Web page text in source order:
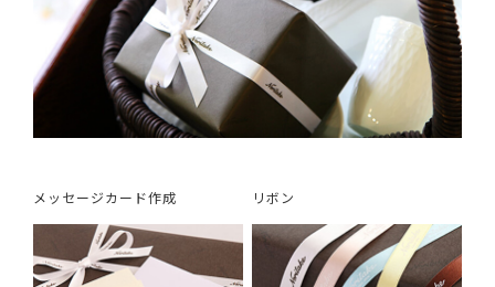
メッセージカード作成 リボン